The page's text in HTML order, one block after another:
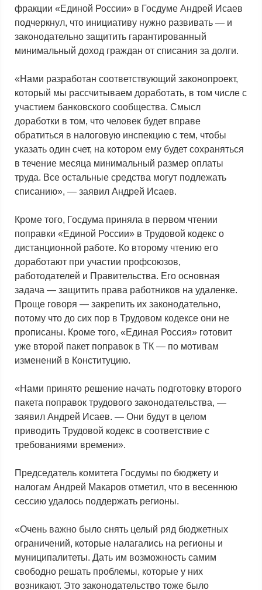
фракции «Единой России» в Госдуме Андрей Исаев
подчеркнул, что инициативу нужно развивать — и
законодательно защитить гарантированный
минимальный доход граждан от списания за долги.
«Нами разработан соответствующий законопроект,
который мы рассчитываем доработать, в том числе с
участием банковского сообщества. Смысл
доработки в том, что человек будет вправе
обратиться в налоговую инспекцию с тем, чтобы
указать один счет, на котором ему будет сохраняться
в течение месяца минимальный размер оплаты
труда. Все остальные средства могут подлежать
списанию», — заявил Андрей Исаев.
Кроме того, Госдума приняла в первом чтении
поправки «Единой России» в Трудовой кодекс о
дистанционной работе. Ко второму чтению его
доработают при участии профсоюзов,
работодателей и Правительства. Его основная
задача — защитить права работников на удаленке.
Проще говоря — закрепить их законодательно,
потому что до сих пор в Трудовом кодексе они не
прописаны. Кроме того, «Единая Россия» готовит
уже второй пакет поправок в ТК — по мотивам
изменений в Конституцию.
«Нами принято решение начать подготовку второго
пакета поправок трудового законодательства, —
заявил Андрей Исаев. — Они будут в целом
приводить Трудовой кодекс в соответствие с
требованиями времени».
Председатель комитета Госдумы по бюджету и
налогам Андрей Макаров отметил, что в весеннюю
сессию удалось поддержать регионы.
«Очень важно было снять целый ряд бюджетных
ограничений, которые налагались на регионы и
муниципалитеты. Дать им возможность самим
свободно решать проблемы, которые у них
возникают. Это законодательство тоже было